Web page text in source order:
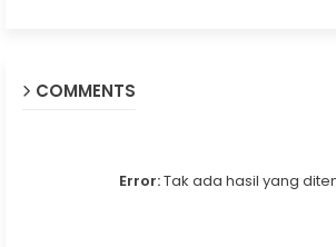
COMMENTS
Error:Tak ada hasil yang